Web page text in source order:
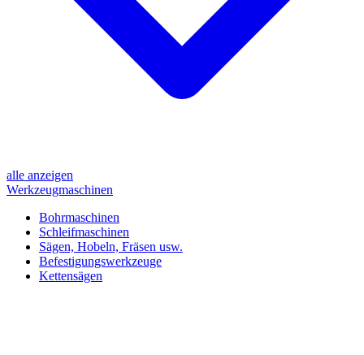
alle anzeigen
Werkzeugmaschinen
Bohrmaschinen
Schleifmaschinen
Sägen, Hobeln, Fräsen usw.
Befestigungswerkzeuge
Kettensägen